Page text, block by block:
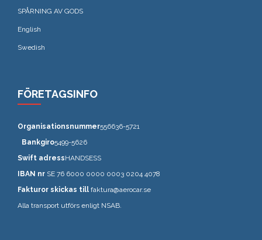
SPÅRNING AV GODS
English
Swedish
FÖRETAGSINFO
Organisationsnummer556636-5721
Bankgiro5499-5626
Swift adressHANDSESS
IBAN nr SE 76 6000 0000 0003 0204 4078
Fakturor skickas till faktura@aerocar.se
Alla transport utförs enligt NSAB.